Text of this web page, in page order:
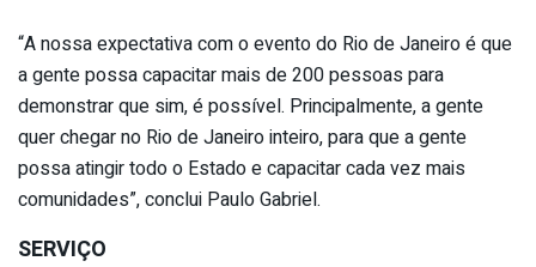
“A nossa expectativa com o evento do Rio de Janeiro é que
a gente possa capacitar mais de 200 pessoas para
demonstrar que sim, é possível. Principalmente, a gente
quer chegar no Rio de Janeiro inteiro, para que a gente
possa atingir todo o Estado e capacitar cada vez mais
comunidades”, conclui Paulo Gabriel.
SERVIÇO